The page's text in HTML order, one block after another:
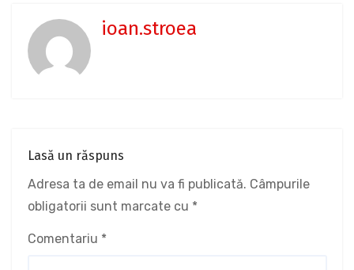
ioan.stroea
Lasă un răspuns
Adresa ta de email nu va fi publicată. Câmpurile
obligatorii sunt marcate cu *
Comentariu *